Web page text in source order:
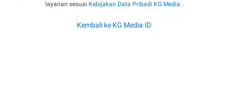
layanan sesuai Kebijakan Data Pribadi KG Media .
Kembali ke KG Media ID